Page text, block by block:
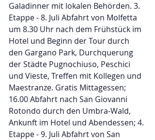
Galadinner mit lokalen Behörden. 3.
Etappe - 8. Juli Abfahrt von Molfetta
um 8.30 Uhr nach dem Frühstück im
Hotel und Beginn der Tour durch
den Gargano Park, Durchquerung
der Städte Pugnochiuso, Peschici
und Vieste, Treffen mit Kollegen und
Maestranze. Gratis Mittagessen;
16.00 Abfahrt nach San Giovanni
Rotondo durch den Umbra-Wald,
Ankunft im Hotel und Abendessen; 4.
Etappe - 9. Juli Abfahrt von San